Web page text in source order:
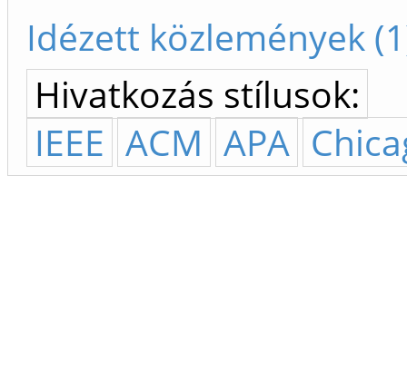
Idézett közlemények
Hivatkozás stílusok:
IEEE ACM APA